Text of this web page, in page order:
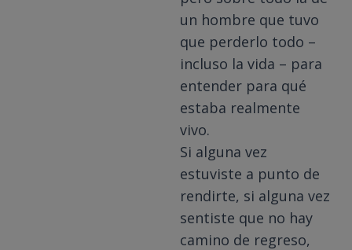
un hombre que tuvo
que perderlo todo –
incluso la vida – para
entender para qué
estaba realmente
vivo.
Si alguna vez
estuviste a punto de
rendirte, si alguna vez
sentiste que no hay
camino de regreso,